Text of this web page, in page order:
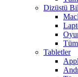
Dizüstü
Tabletler